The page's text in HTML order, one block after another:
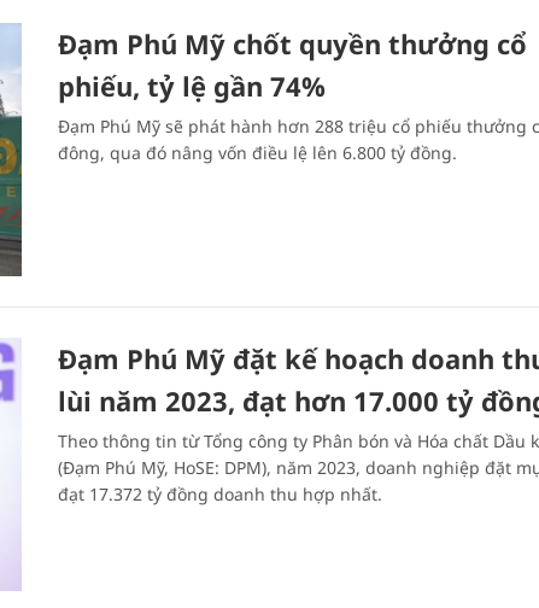
Đạm Phú Mỹ chốt quyền thưởng cổ
phiếu, tỷ lệ gần 74%
Đạm Phú Mỹ sẽ phát hành hơn 288 triệu cổ phiếu thưởng
đông, qua đó nâng vốn điều lệ lên 6.800 tỷ đồng.
Đạm Phú Mỹ đặt kế hoạch doanh
lùi năm 2023, đạt hơn 17.000 tỷ
Theo thông tin từ Tổng công ty Phân bón và Hóa chất Dầu
(Đạm Phú Mỹ, HoSE: DPM), năm 2023, doanh nghiệp đặt
đạt 17.372 tỷ đồng doanh thu hợp nhất.